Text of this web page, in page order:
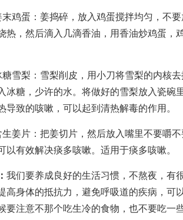
蛋：姜捣碎，放入鸡蛋搅拌均匀，不要
热，然后滴入几滴香油，用香油炒鸡蛋，
梨：雪梨削皮，用小刀将雪梨的内核去
冰糖，少许的水。将做好的雪梨放入瓷碗
导致的咳嗽，可以起到清热解毒的作用。
片：把姜切片，然后放入嘴里不要嚼不
以有效解决痰多咳嗽。适用于痰多咳嗽。
我们要养成良好的生活习惯，不熬夜，有
高身体的抵抗力，避免呼吸道的疾病，可
要注意不那个吃生冷的食物，也不要吃一